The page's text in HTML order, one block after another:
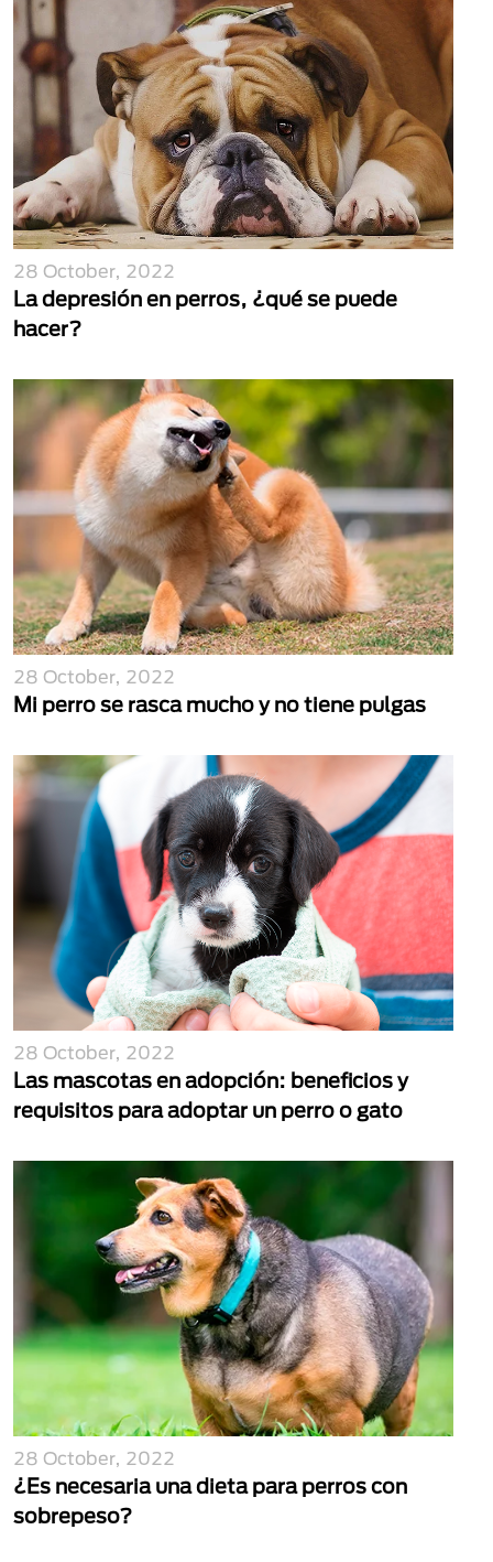
28 October, 2022
La depresión en perros, ¿qué se puede
hacer?
28 October, 2022
Mi perro se rasca mucho y no tiene pulgas
28 October, 2022
Las mascotas en adopción: beneficios y
requisitos para adoptar un perro o gato
28 October, 2022
¿Es necesaria una dieta para perros con
sobrepeso?